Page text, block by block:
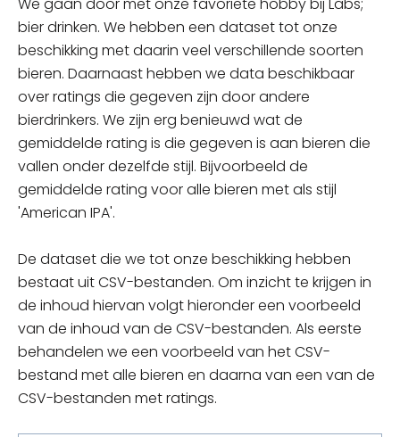
bier drinken. We hebben een dataset tot onze
beschikking met daarin veel verschillende soorten
bieren. Daarnaast hebben we data beschikbaar
over ratings die gegeven zijn door andere
bierdrinkers. We zijn erg benieuwd wat de
gemiddelde rating is die gegeven is aan bieren die
vallen onder dezelfde stijl. Bijvoorbeeld de
gemiddelde rating voor alle bieren met als stijl
'American IPA'.
De dataset die we tot onze beschikking hebben
bestaat uit CSV-bestanden. Om inzicht te krijgen in
de inhoud hiervan volgt hieronder een voorbeeld
van de inhoud van de CSV-bestanden. Als eerste
behandelen we een voorbeeld van het CSV-
bestand met alle bieren en daarna van een van de
CSV-bestanden met ratings.